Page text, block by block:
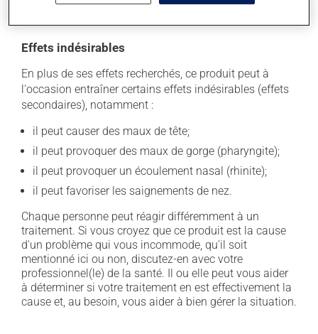
suivante pour tenter de vous rattraper.
Effets indésirables
En plus de ses effets recherchés, ce produit peut à
l'occasion entraîner certains effets indésirables (effets
secondaires), notamment :
il peut causer des maux de tête;
il peut provoquer des maux de gorge (pharyngite);
il peut provoquer un écoulement nasal (rhinite);
il peut favoriser les saignements de nez.
Chaque personne peut réagir différemment à un
traitement. Si vous croyez que ce produit est la cause
d'un problème qui vous incommode, qu'il soit
mentionné ici ou non, discutez-en avec votre
professionnel(le) de la santé. Il ou elle peut vous aider
à déterminer si votre traitement en est effectivement la
cause et, au besoin, vous aider à bien gérer la situation.